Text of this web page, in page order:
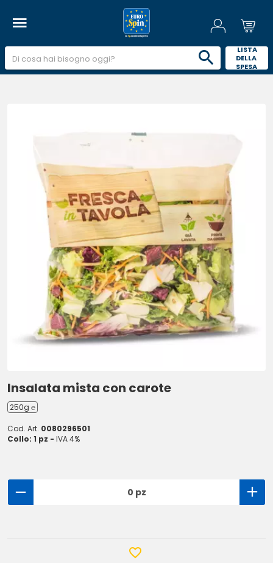
LISTA
DELLA
SPESA
Insalata mista con carote
250g ℮
Cod. Art. 0080296501
Collo: 1 pz - IVA 4%
0 pz